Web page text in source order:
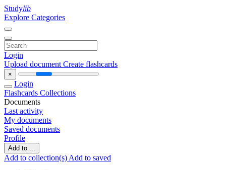
Studylib
Explore Categories
Login
Upload document Create flashcards
×
Login
Flashcards Collections
Documents
Last activity
My documents
Saved documents
Profile
Add to ...
Add to collection(s) Add to saved